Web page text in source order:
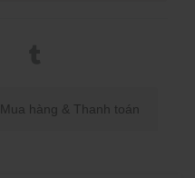
Mua hàng & Thanh toán